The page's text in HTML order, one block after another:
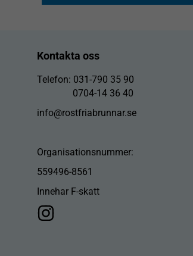
Kontakta oss
Telefon: 031-790 35 90
0704-14 36 40
info@rostfriabrunnar.se
Organisationsnummer:
559496-8561
Innehar F-skatt